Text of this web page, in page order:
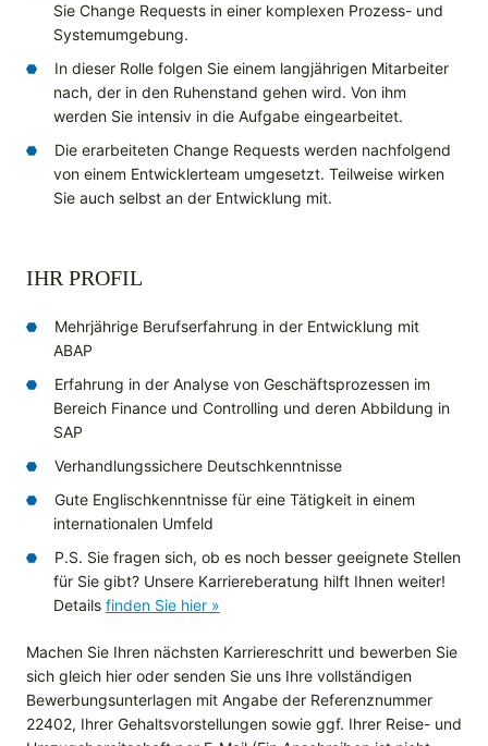
Sie Change Requests in einer komplexen Prozess- und
Systemumgebung.
In dieser Rolle folgen Sie einem langjährigen Mitarbeiter
nach, der in den Ruhenstand gehen wird. Von ihm
werden Sie intensiv in die Aufgabe eingearbeitet.
Die erarbeiteten Change Requests werden nachfolgend
von einem Entwicklerteam umgesetzt. Teilweise wirken
Sie auch selbst an der Entwicklung mit.
IHR PROFIL
Mehrjährige Berufserfahrung in der Entwicklung mit
ABAP
Erfahrung in der Analyse von Geschäftsprozessen im
Bereich Finance und Controlling und deren Abbildung in
SAP
Verhandlungssichere Deutschkenntnisse
Gute Englischkenntnisse für eine Tätigkeit in einem
internationalen Umfeld
P.S. Sie fragen sich, ob es noch besser geeignete Stellen
für Sie gibt? Unsere Karriereberatung hilft Ihnen weiter!
Details finden Sie hier »
Machen Sie Ihren nächsten Karriereschritt und bewerben Sie
sich gleich hier oder senden Sie uns Ihre vollständigen
Bewerbungsunterlagen mit Angabe der Referenznummer
22402, Ihrer Gehaltsvorstellungen sowie ggf. Ihrer Reise- und